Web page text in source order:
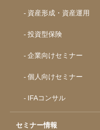
資産形成・資産運用
投資型保険
企業向けセミナー
個人向けセミナー
IFAコンサル
セミナー情報